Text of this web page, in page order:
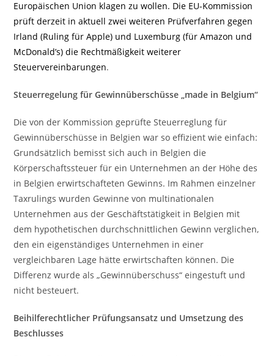
Europäischen Union klagen zu wollen. Die EU-Kommission
prüft derzeit in aktuell zwei weiteren Prüfverfahren gegen
Irland (Ruling für Apple) und Luxemburg (fürAmazon und
McDonald’s) die Rechtmäßigkeit weiterer
Steuervereinbarungen.
Steuerregelung für Gewinnüberschüsse „made in Belgium“
Die von der Kommission geprüfte Steuerreglung für
Gewinnüberschüsse in Belgien war so effizient wie einfach:
Grundsätzlich bemisst sich auch in Belgien die
Körperschaftssteuer für ein Unternehmen an der Höhe des
in Belgien erwirtschafteten Gewinns. Im Rahmen einzelner
Taxrulings wurden Gewinne von multinationalen
Unternehmen aus der Geschäftstätigkeit in Belgien mit
dem hypothetischen durchschnittlichen Gewinn verglichen,
den ein eigenständiges Unternehmen in einer
vergleichbaren Lage hätte erwirtschaften können. Die
Differenz wurde als „Gewinnüberschuss“ eingestuft und
nicht besteuert.
Beihilferechtlicher Prüfungsansatz und Umsetzung des
Beschlusses